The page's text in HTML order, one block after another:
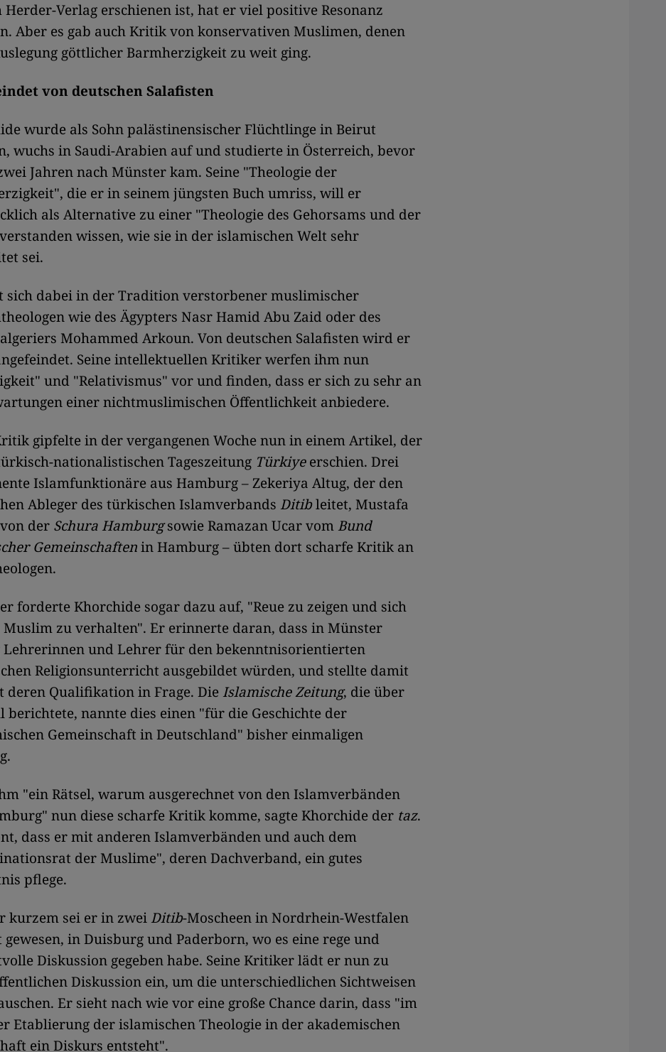
Herder-Verlag erschienen ist, hat er viel positive Resonanz
Aber es gab auch Kritik von konservativen Muslimen, denen
göttlicher Barmherzigkeit zu weit ging.
von deutschen Salafisten
wurde als Sohn palästinensischer Flüchtlinge in Beirut
wuchs in Saudi-Arabien auf und studierte in Österreich, bevor
Jahren nach Münster kam. Seine "Theologie der
die er in seinem jüngsten Buch umriss, will er
als Alternative zu einer "Theologie des Gehorsams und der
wissen, wie sie in der islamischen Welt sehr
sei.
sich dabei in der Tradition verstorbener muslimischer
wie des Ägypters Nasr Hamid Abu Zaid oder des
Mohammed Arkoun. Von deutschen Salafisten wird er
Seine intellektuellen Kritiker werfen ihm nun
und "Relativismus" vor und finden, dass er sich zu sehr an
einer nichtmuslimischen Öffentlichkeit anbiedere.
gipfelte in der vergangenen Woche nun in einem Artikel, der
nationalistischen Tageszeitung Türkiyeerschien. Drei
Islamfunktionäre aus Hamburg – Zekeriya Altug, der den
Ableger des türkischen Islamverbands Ditibleitet, Mustafa
der Schura Hamburgsowie Ramazan Ucar vom Bund
Gemeinschaftenin Hamburg – übten dort scharfe Kritik an
forderte Khorchide sogar dazu auf, "Reue zu zeigen und sich
zu verhalten". Er erinnerte daran, dass in Münster
und Lehrer für den bekenntnisorientierten
Religionsunterricht ausgebildet würden, und stellte damit
Qualifikation in Frage. Die Islamische Zeitung, die über
berichtete, nannte dies einen "für die Geschichte der
Gemeinschaft in Deutschland" bisher einmaligen
"ein Rätsel, warum ausgerechnet von den Islamverbänden
nun diese scharfe Kritik komme, sagte Khorchide der taz.
dass er mit anderen Islamverbänden und auch dem
der Muslime", deren Dachverband, ein gutes
pflege.
kurzem sei er in zwei Ditib-Moscheen in Nordrhein-Westfalen
gewesen, in Duisburg und Paderborn, wo es eine rege und
Diskussion gegeben habe. Seine Kritiker lädt er nun zu
Diskussion ein, um die unterschiedlichen Sichtweisen
Er sieht nach wie vor eine große Chance darin, dass "im
Etablierung der islamischen Theologie in der akademischen
ein Diskurs entsteht".